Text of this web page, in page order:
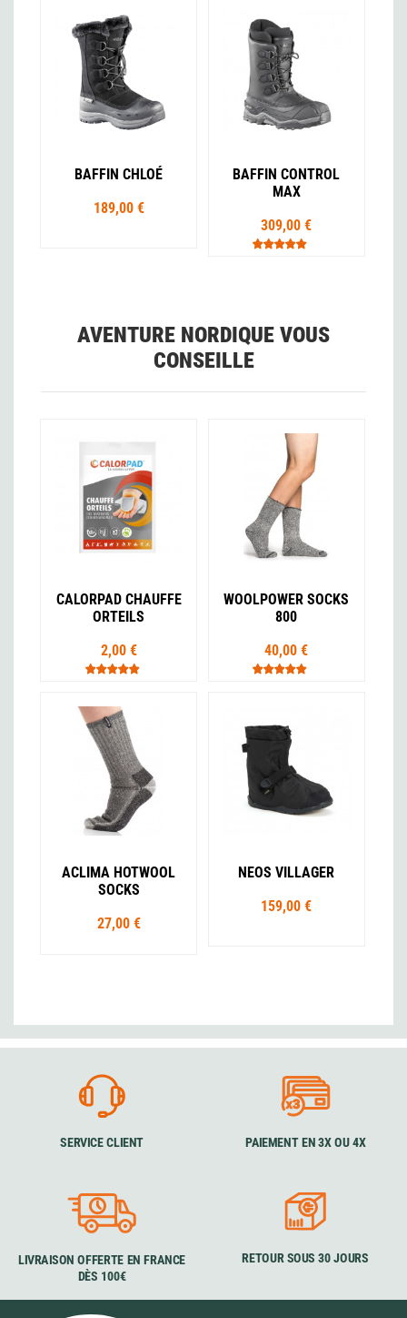
BAFFIN CHLOÉ
189,00 €
BAFFIN CONTROL
MAX
309,00 €
AVENTURE NORDIQUE VOUS
CONSEILLE
CALORPAD CHAUFFE
ORTEILS
2,00 €
WOOLPOWER SOCKS
800
40,00 €
ACLIMA HOTWOOL
SOCKS
27,00 €
NEOS VILLAGER
159,00 €
SERVICE CLIENT PAIEMENT EN 3X OU 4X
LIVRAISON OFFERTE EN FRANCE
DÈS 100€
RETOUR SOUS 30 JOURS